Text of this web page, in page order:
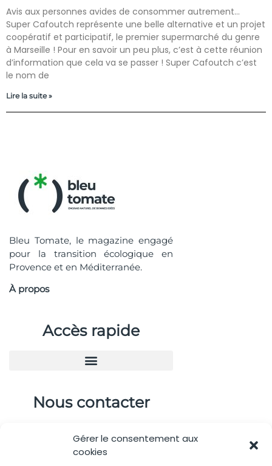
Gérer le consentement aux
cookies
Avis aux personnes avides de consommer autrement…
Super Cafoutch représente une belle alternative et un projet
coopératif et participatif, le premier supermarché du genre
à Marseille ! Pour en savoir un peu plus, c’est à cette réunion
d’information que cela va se passer ! Super Cafoutch c’est
le nom de
Lire la suite »
Bleu Tomate, le magazine engagé
pour la transition écologique en
Provence et en Méditerranée.
À propos
Accès rapide
Nous contacter
contactBT@bleu-tomate.fr